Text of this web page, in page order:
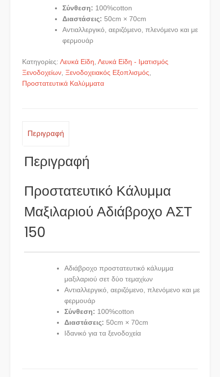
Σύνθεση: 100%cotton
Διαστάσεις: 50cm × 70cm
Αντιαλλεργικό, αεριζόμενο, πλενόμενο και με
φερμουάρ
Κατηγορίες: Λευκά Είδη Λευκά Είδη - Ιματισμός
Ξενοδοχείων Ξενοδοχειακός Εξοπλισμός
Προστατευτικά Καλύμματα
Περιγραφή
Περιγραφή
Προστατευτικό Κάλυμμα
Μαξιλαριού Αδιάβροχο ΑΣΤ
150
Αδιάβροχο προστατευτικό κάλυμμα
μαξιλαριού σετ δύο τεμαχίων
Αντιαλλεργικό, αεριζόμενο, πλενόμενο και με
φερμουάρ
Σύνθεση: 100%cotton
Διαστάσεις: 50cm × 70cm
Ιδανικό για τα ξενοδοχεία